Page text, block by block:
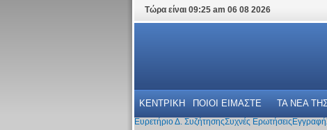
Τώρα είναι 09:25 am 06 08 2026
ΚΕΝΤΡΙΚΗ ΠΟΙΟΙ ΕΙΜΑΣΤΕ ΤΑ ΝΕΑ
Ευρετήριο Δ. ΣυζήτησηςΣυχνές Ερωτήσεις Εγγραφή